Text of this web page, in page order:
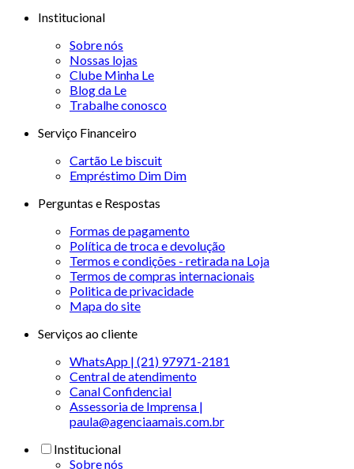
Institucional
Sobre nós
Nossas lojas
Clube Minha Le
Blog da Le
Trabalhe conosco
Serviço Financeiro
Cartão Le biscuit
Empréstimo Dim Dim
Perguntas e Respostas
Formas de pagamento
Política de troca e devolução
Termos e condições - retirada na Loja
Termos de compras internacionais
Politica de privacidade
Mapa do site
Serviços ao cliente
WhatsApp | (21) 97971-2181
Central de atendimento
Canal Confidencial
Assessoria de Imprensa |
paula@agenciaamais.com.br
Institucional
Sobre nós